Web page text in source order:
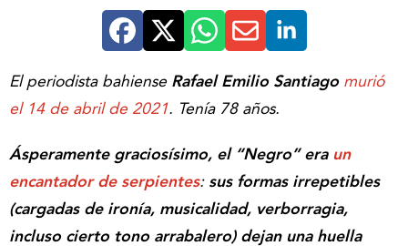
El periodista bahiense Rafael Emilio Santiago murió
el 14 de abril de 2021. Tenía 78 años.
Ásperamente graciosísimo, el “Negro” era un
encantador de serpientes: sus formas irrepetibles
(cargadas de ironía, musicalidad, verborragia,
incluso cierto tono arrabalero) dejan una huella